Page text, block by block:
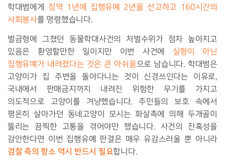
학대범에게 징역 1년에 집행유예 2년을 선고하고 160시간의
사회봉사를 명령했습니다.
벌금형에 그쳤던 동물학대사건의 처벌수위가 점차 높아지고
있음은 환영할만한 일이지만 이번 사건에
실형이 아닌
집행유예가 내려졌다는 것은 큰 아쉬움으로 남습니다. 학대범은
고양이가 집 주변을 돌아다니는 것이 신경쓰인다는 이유로,
국내에서 판매금지까지 내려진 위험한 무기를 가지고
의도적으로 고양이를 겨냥했습니다. 주민들의 보호 속에서
평온히 살아가던 동네고양이 모시는 화살촉에 의해 두개골이
뚫리는 끔찍한 고통을 겪어야만 했습니다. 사건의 잔혹성을
감안한다면 이번 집행유예 판결은 매우 유감스러울 뿐 아니라
검찰 측의 항소 역시 반드시 필요합니다.